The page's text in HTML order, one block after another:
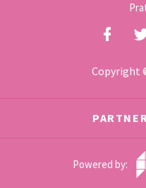
Copyright
Powered by: